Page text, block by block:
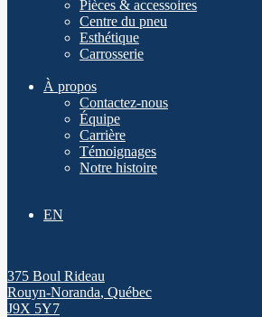
Pièces & accessoires
Centre du pneu
Esthétique
Carrosserie
À propos
Contactez-nous
Équipe
Carrière
Témoignages
Notre histoire
EN
375 Boul Rideau
Rouyn-Noranda, Québec
J9X 5Y7